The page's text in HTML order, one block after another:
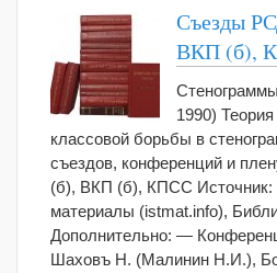
Съезды
ВКП (б),
1990)
классовой борьбы в
съездов, конференций и
(б), ВКП (б), КПСС Источник:
материалы (istmat.info),
Дополнительно: —
Шаховъ Н. (Малинин Н.И.),